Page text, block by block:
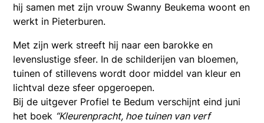
hij samen met zijn vrouw Swanny Beukema woont en
werkt in Pieterburen.
Met zijn werk streeft hij naar een barokke en
levenslustige sfeer. In de schilderijen van bloemen,
tuinen of stillevens wordt door middel van kleur en
lichtval deze sfeer opgeroepen.
Bij de uitgever Profiel te Bedum verschijnt eind juni
het boek “Kleurenpracht, hoe tuinen van verf